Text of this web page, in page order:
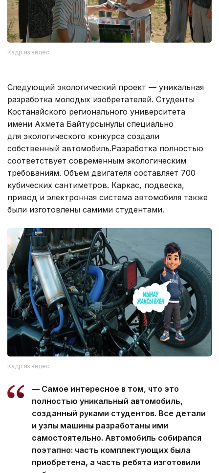
Кадр из видео
Следующий экологический проект — уникальная
разработка молодых изобретателей. Студенты
Костанайского регионального университета
имени Ахмета Байтурсынулы специально
для экологического конкурса создали
собственный автомобиль.Разработка полностью
соответствует современным экологическим
требованиям. Объем двигателя составляет 700
кубических сантиметров. Каркас, подвеска,
привод и электронная система автомобиля также
были изготовлены самими студентами.
Кадр из видео
— Самое интересное в том, что это
полностью уникальный автомобиль,
созданный руками студентов. Все детали
и узлы машины разработаны ими
самостоятельно. Автомобиль собирался
поэтапно: часть комплектующих была
приобретена, а часть ребята изготовили